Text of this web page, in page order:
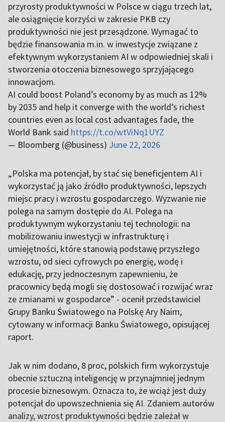
przyrosty produktywności w Polsce w ciągu trzech lat,
ale osiągnięcie korzyści w zakresie PKB czy
produktywności nie jest przesądzone. Wymagać to
będzie finansowania m.in. w inwestycje związane z
efektywnym wykorzystaniem AI w odpowiedniej skali i
stworzenia otoczenia biznesowego sprzyjającego
innowacjom.
AI could boost Poland’s economy by as much as 12%
by 2035 and help it converge with the world’s richest
countries even as local cost advantages fade, the
World Bank said https://t.co/wtViNq1UYZ
— Bloomberg (@business) June 22, 2026
„Polska ma potencjał, by stać się beneficjentem AI i
wykorzystać ją jako źródło produktywności, lepszych
miejsc pracy i wzrostu gospodarczego. Wyzwanie nie
polega na samym dostępie do AI. Polega na
produktywnym wykorzystaniu tej technologii: na
mobilizowaniu inwestycji w infrastrukturę i
umiejętności, które stanowią podstawę przyszłego
wzrostu, od sieci cyfrowych po energię, wodę i
edukację, przy jednoczesnym zapewnieniu, że
pracownicy będą mogli się dostosować i rozwijać wraz
ze zmianami w gospodarce” - ocenił przedstawiciel
Grupy Banku Światowego na Polskę Ary Naim,
cytowany w informacji Banku Światowego, opisującej
raport.
Jak w nim dodano, 8 proc, polskich firm wykorzystuje
obecnie sztuczną inteligencję w przynajmniej jednym
procesie biznesowym. Oznacza to, że wciąż jest duży
potencjał do upowszechnienia się AI. Zdaniem autorów
analizy, wzrost produktywności będzie zależał w